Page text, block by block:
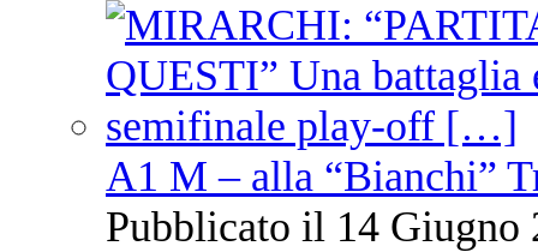
A1 M – alla “Bianchi”
Pubblicato il 14 Giugno